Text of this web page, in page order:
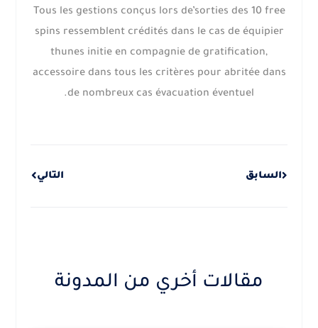
Tous les gestions conçus lors de’sorties des 10 free
spins ressemblent crédités dans le cas de équipier
thunes initie en compagnie de gratification,
accessoire dans tous les critères pour abritée dans
de nombreux cas évacuation éventuel.
السابق التالي
مقالات أخري من المدونة